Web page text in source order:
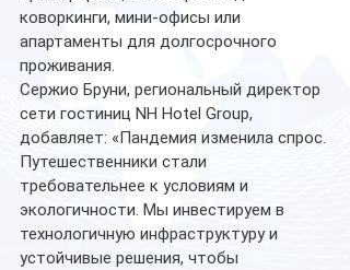
коворкинги, мини-офисы или
апартаменты для долгосрочного
проживания.
Сержио Бруни, региональный директор
сети гостиниц NH Hotel Group,
добавляет: «Пандемия изменила спрос.
Путешественники стали
требовательнее к условиям и
экологичности. Мы инвестируем в
технологичную инфраструктуру и
устойчивые решения, чтобы